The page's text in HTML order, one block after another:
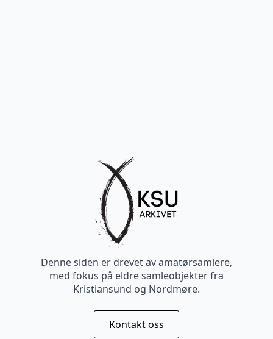
Denne siden er drevet av amatørsamlere,
med fokus på eldre samleobjekter fra
Kristiansund og Nordmøre.
Kontakt oss